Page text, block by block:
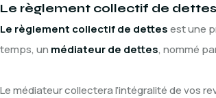
Le règlement collectif de dettes
Le règlement collectif de dettesest une
temps, un médiateur de dettes, nommé
Le médiateur collectera l’intégralité de vos